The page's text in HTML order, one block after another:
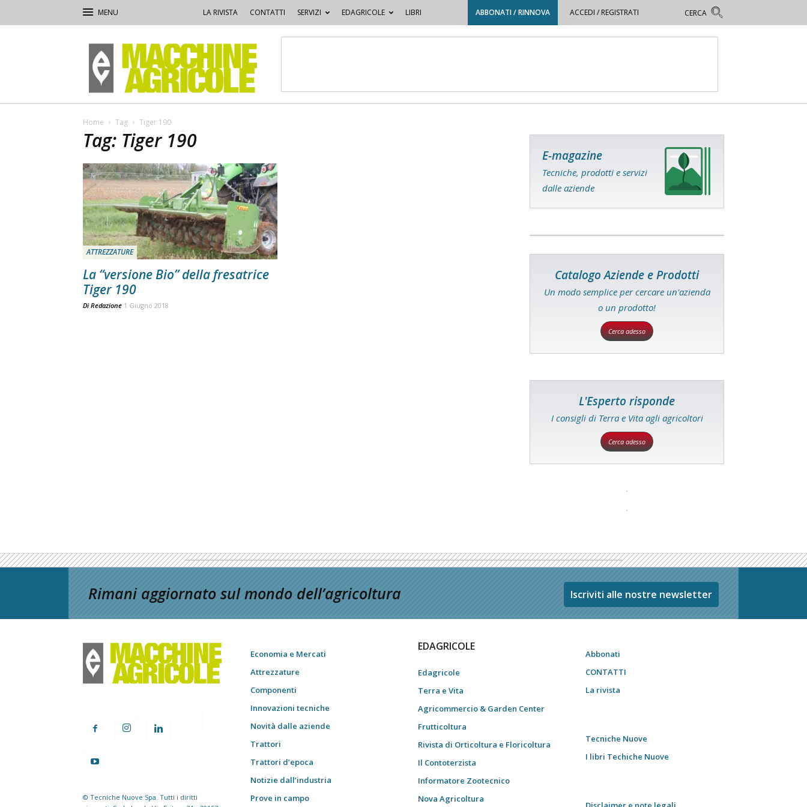
LA RIVISTA CONTATTI SERVIZI EDAGRICOLE LIBRI ABBONATI / RINNOVA ACCEDI / REGISTRATI
Macchine
Agricole
Home Tag Tiger 190
Tag: Tiger 190
ATTREZZATURE
La “versione Bio” della fresatrice
Tiger 190
Di Redazione 1 Giugno 2018
E-magazine
Tecniche, prodotti e servizi
dalle aziende
Catalogo Aziende e Prodotti
Un modo semplice per cercare un'azienda
o un prodotto!
Cerca adesso
L'Esperto risponde
I consigli di Terra e Vita agli agricoltori
Cerca adesso
Rimani aggiornato sul mondo dell’agricoltura Iscriviti alle nostre newsletter
© Tecniche Nuove Spa. Tutti i diritti
Economia e Mercati
Attrezzature
Componenti
Innovazioni tecniche
Novità dalle aziende
Trattori
Trattori d’epoca
Notizie dall’industria
Prove in campo
EDAGRICOLE
Edagricole
Terra e Vita
Agricommercio & Garden Center
Frutticoltura
Rivista di Orticoltura e Floricoltura
Il Contoterzista
Informatore Zootecnico
Nova Agricoltura
Abbonati
CONTATTI
La rivista
Tecniche Nuove
I libri Techiche Nuove